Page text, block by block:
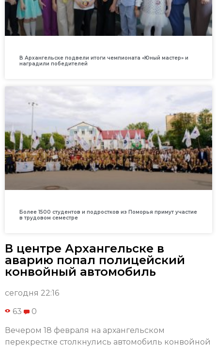
В Архангельске подвели итоги чемпионата «Юный мастер» и
наградили победителей
Более 1500 студентов и подростков из Поморья примут участие
в трудовом семестре
В центре Архангельске в
аварию попал полицейский
конвойный автомобиль
сегодня 22:16
63 0
Вечером 18 февраля на архангельском
перекрестке столкнулись автомобиль конвойной